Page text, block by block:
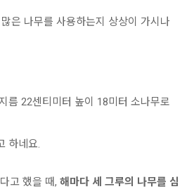
은 나무를 사용하는지 상상이 가시나
름 22센티미터 높이 18미터 소나무로
하네요.
고 했을 때, 해마다 세 그루의 나무를 심